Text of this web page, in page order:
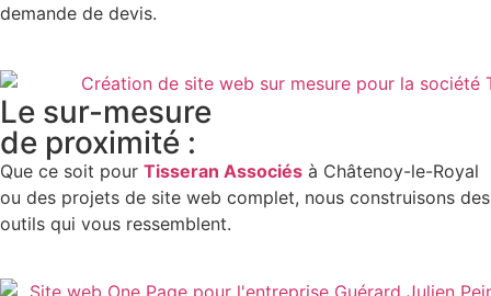
demande de devis.
Le sur-mesure
de proximité :
Que ce soit pour Tisseran Associés à Châtenoy-le-Royal
ou des projets de site web complet, nous construisons des
outils qui vous ressemblent.